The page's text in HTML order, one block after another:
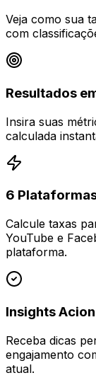
Veja como sua
com
Resultados
Insira suas
calculada
6
Calcule taxas
YouTube e
plataforma.
Insights
Receba dicas
engajamento
atual.